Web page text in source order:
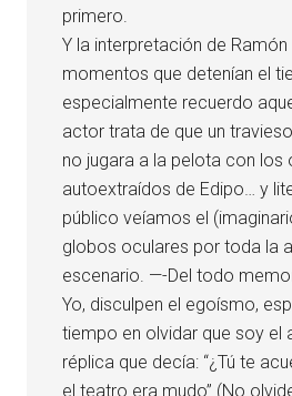
primero.
Y la interpretación de
momentos que detenían el
especialmente recuerdo
actor trata de que un
no jugara a la pelota con los
autoextraídos de Edipo… y
público veíamos el
globos oculares por toda la
escenario. —-Del todo
Yo, disculpen el egoísmo,
tiempo en olvidar que soy el
réplica que decía: “¿Tú te
el teatro era mudo” (No